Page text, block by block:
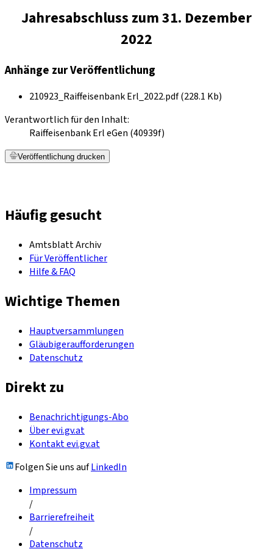
Jahresabschluss zum 31. Dezember
2022
Anhänge zur Veröffentlichung
210923_Raiffeisenbank Erl_2022.pdf (228.1 Kb)
Verantwortlich für den Inhalt:
Raiffeisenbank Erl eGen (40939f)
Veröffentlichung drucken
Häufig gesucht
Amtsblatt Archiv
Für Veröffentlicher
Hilfe & FAQ
Wichtige Themen
Hauptversammlungen
Gläubigeraufforderungen
Datenschutz
Direkt zu
Benachrichtigungs-Abo
Über evi.gv.at
Kontakt evi.gv.at
Folgen Sie uns aufLinkedIn
Impressum
/
Barrierefreiheit
/
Datenschutz